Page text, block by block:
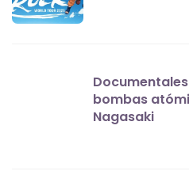
bombas
Nagasaki